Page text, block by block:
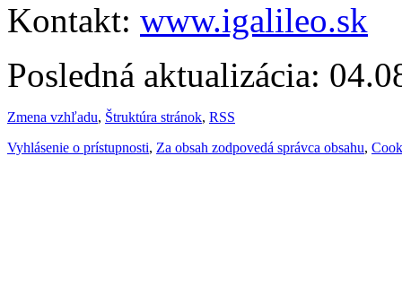
Kontakt: www.igalileo.sk
Posledná aktualizácia:
Zmena vzhľadu, Štruktúra stránok, RSS
Vyhlásenie o prístupnosti, Za obsah zodpovedá správca obsahu,